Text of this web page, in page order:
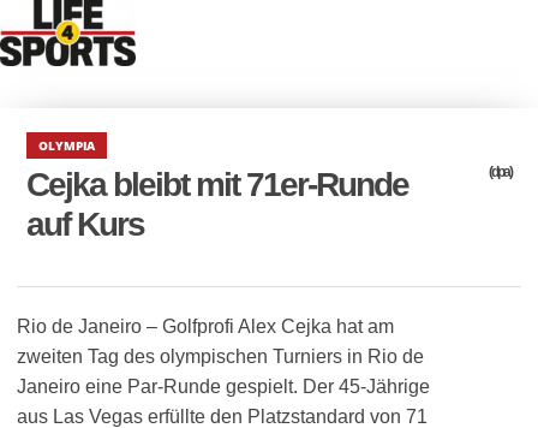
OLYMPIA
Cejka bleibt mit 71er-Runde
auf Kurs
(dpa)
Rio de Janeiro – Golfprofi Alex Cejka hat am
zweiten Tag des olympischen Turniers in Rio de
Janeiro eine Par-Runde gespielt. Der 45-Jährige
aus Las Vegas erfüllte den Platzstandard von 71